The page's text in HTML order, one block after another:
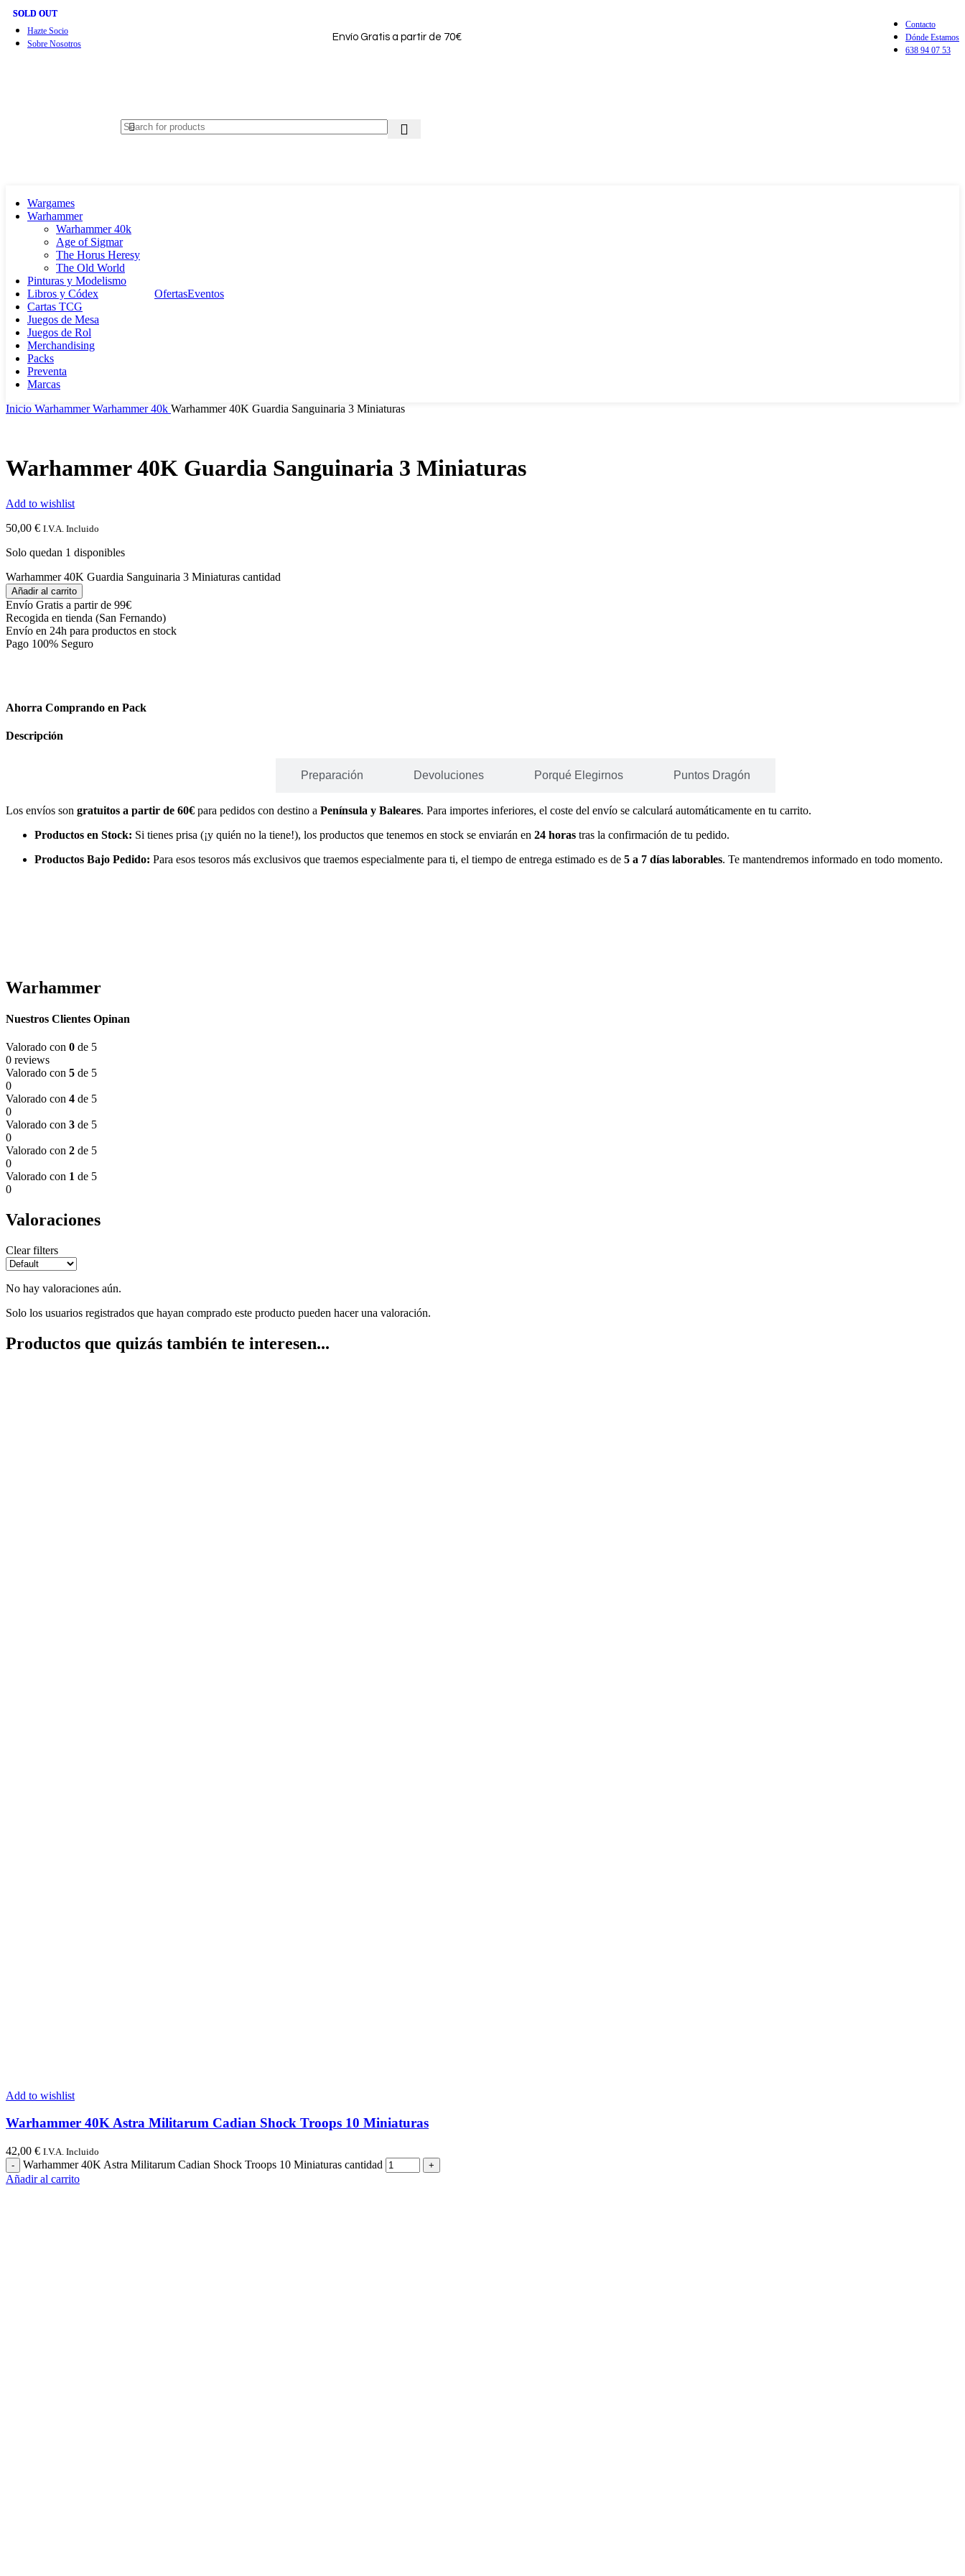
Hazte Socio
Sobre Nosotros
Envío Gratis a partir de 70€
Contacto
Dónde Estamos
638 94 07 53
Wargames
Warhammer
Warhammer 40k
Age of Sigmar
The Horus Heresy
The Old World
Pinturas y Modelismo
Libros y Códex
Cartas TCG
Juegos de Mesa
Juegos de Rol
Merchandising
Packs
Preventa
Marcas
OfertasEventos
Inicio WarhammerWarhammer 40k Warhammer 40K Guardia Sanguinaria 3 Miniaturas
Warhammer 40K Guardia Sanguinaria 3 Miniaturas
Add to wishlist
50,00 € I.V.A. Incluido
Solo quedan 1 disponibles
Warhammer 40K Guardia Sanguinaria 3 Miniaturas cantidad
Añadir al carrito
Envío Gratis a partir de 99€
Recogida en tienda (San Fernando)
Envío en 24h para productos en stock
Pago 100% Seguro
Ahorra Comprando en Pack
Descripción
Preparación Devoluciones Porqué Elegirnos Puntos Dragón
Los envíos son gratuitos a partir de 60€ para pedidos con destino a Península y Baleares. Para importes inferiores, el coste del envío se calculará automáticamente en tu carrito.
Productos en Stock: Si tienes prisa (¡y quién no la tiene!), los productos que tenemos en stock se enviarán en 24 horas tras la confirmación de tu pedido.
Productos Bajo Pedido: Para esos tesoros más exclusivos que traemos especialmente para ti, el tiempo de entrega estimado es de 5 a 7 días laborables. Te mantendremos informado en todo momento.
Warhammer
Nuestros Clientes Opinan
Valorado con 0 de 5
0 reviews
Valorado con 5 de 5
0
Valorado con 4 de 5
0
Valorado con 3 de 5
0
Valorado con 2 de 5
0
Valorado con 1 de 5
0
Valoraciones
Clear filters
No hay valoraciones aún.
Solo los usuarios registrados que hayan comprado este producto pueden hacer una valoración.
Productos que quizás también te interesen...
Add to wishlist
Warhammer 40K Astra Militarum Cadian Shock Troops 10 Miniaturas
42,00 € I.V.A. Incluido
Warhammer 40K Astra Militarum Cadian Shock Troops 10 Miniaturas cantidad
Añadir al carrito
SOLD OUT
SOLD OUT